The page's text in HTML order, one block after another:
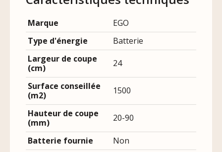
Marque
EGO
Type d'énergie
Batterie
Largeur de coupe
(cm)
24
Surface conseillée
(m2)
1500
Hauteur de coupe
(mm)
20-90
Batterie fournie
Non